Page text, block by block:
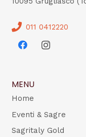
011 0412220
MENU
Home
Eventi & Sagre
Sagritaly Gold